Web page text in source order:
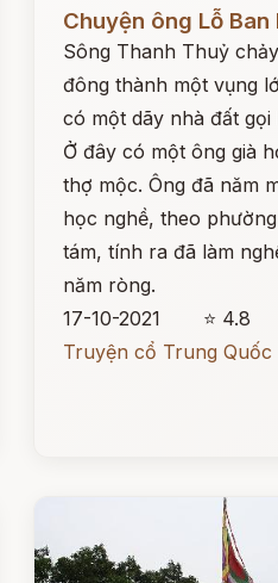
Chuyện ông Lỗ
Sông Thanh Thuỷ
đông thành một vụng
có một dãy nhà đất gọi
Ở đây có một ông già
thợ mộc. Ông đã năm
học nghề, theo
tám, tính ra đã làm
năm ròng.
17-10-2021
⭐ 4.8
Truyện cổ Trung Quốc